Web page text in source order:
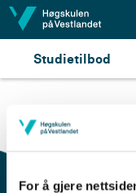
For å gjere
Hopp til innhald
Studietilbod